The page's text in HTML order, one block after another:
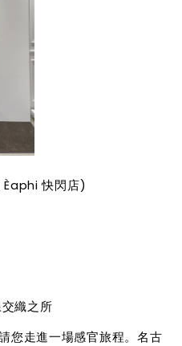
Èaphi 快閃店)
織之所
您走進一場感官旅程。名古